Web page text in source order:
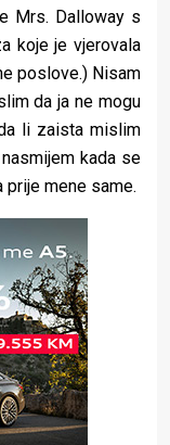
Mrs. Dalloway s
koje je vjerovala
poslove.) Nisam
da ja ne mogu
li zaista mislim
kada se
mene same.